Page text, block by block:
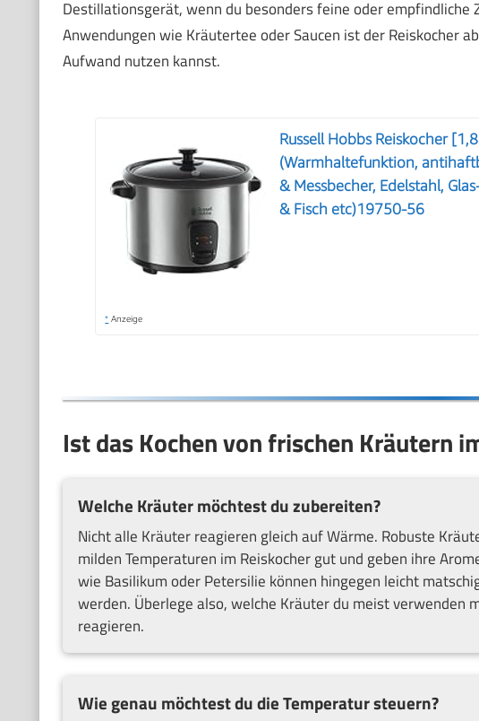
Destillationsgerät, wenn du besonders feine oder empfindliche
Anwendungen wie Kräutertee oder Saucen ist der Reiskocher
Aufwand nutzen kannst.
Russell Hobbs Reiskocher
(Warmhaltefunktion,
& Messbecher, Edelstahl,
& Fisch etc)19750-56
* Anzeige
Ist das Kochen von frischen Kräutern
Welche Kräuter möchtest du zubereiten?
Nicht alle Kräuter reagieren gleich auf Wärme. Robuste
milden Temperaturen im Reiskocher gut und geben ihre
wie Basilikum oder Petersilie können hingegen leicht
werden. Überlege also, welche Kräuter du meist verwenden
reagieren.
Wie genau möchtest du die Temperatur steuern?